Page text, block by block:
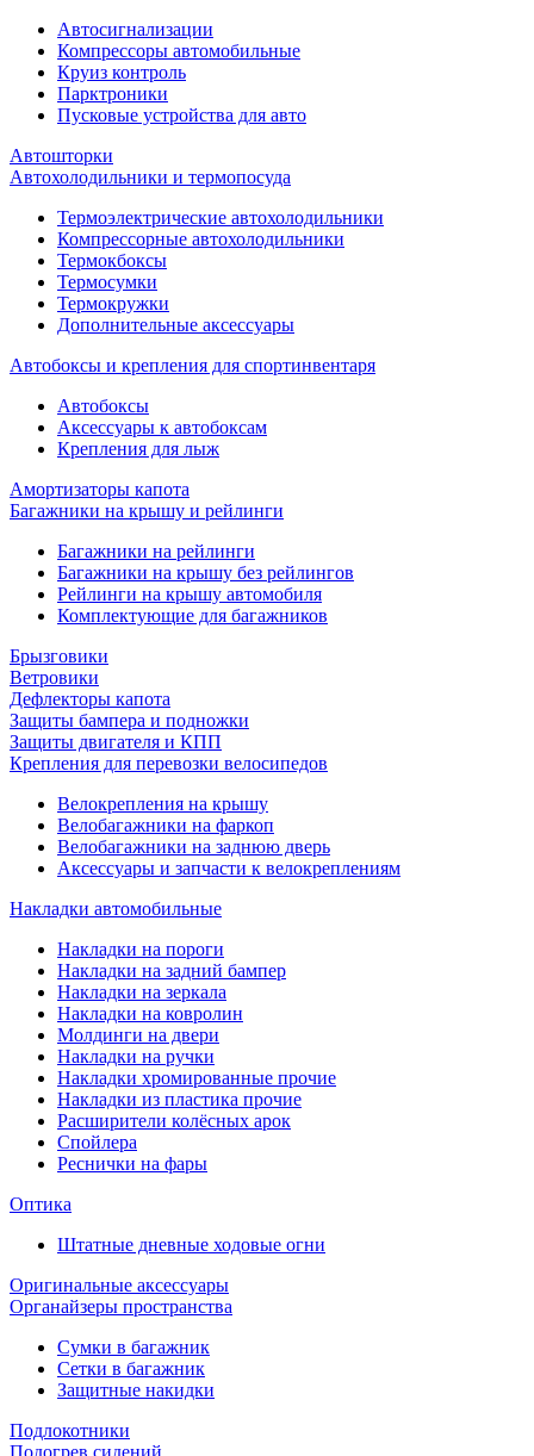
Автосигнализации
Компрессоры автомобильные
Круиз контроль
Парктроники
Пусковые устройства для авто
Автошторки
Автохолодильники и термопосуда
Термоэлектрические автохолодильники
Компрессорные автохолодильники
Термокбоксы
Термосумки
Термокружки
Дополнительные аксессуары
Автобоксы и крепления для спортинвентаря
Автобоксы
Аксессуары к автобоксам
Крепления для лыж
Амортизаторы капота
Багажники на крышу и рейлинги
Багажники на рейлинги
Багажники на крышу без рейлингов
Рейлинги на крышу автомобиля
Комплектующие для багажников
Брызговики
Ветровики
Дефлекторы капота
Защиты бампера и подножки
Защиты двигателя и КПП
Крепления для перевозки велосипедов
Велокрепления на крышу
Велобагажники на фаркоп
Велобагажники на заднюю дверь
Аксессуары и запчасти к велокреплениям
Накладки автомобильные
Накладки на пороги
Накладки на задний бампер
Накладки на зеркала
Накладки на ковролин
Молдинги на двери
Накладки на ручки
Накладки хромированные прочие
Накладки из пластика прочие
Расширители колёсных арок
Спойлера
Реснички на фары
Оптика
Штатные дневные ходовые огни
Оригинальные аксессуары
Органайзеры пространства
Сумки в багажник
Сетки в багажник
Защитные накидки
Подлокотники
Подогрев сидений